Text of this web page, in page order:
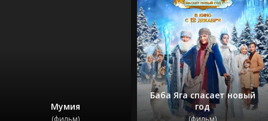
Мумия
(фильм)
Баба Яга спасает новый
год
(фильм)